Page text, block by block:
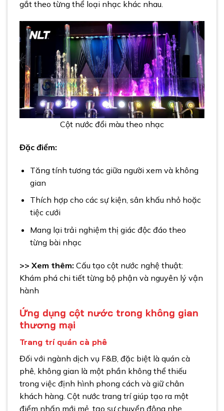
gắt theo từng thể loại nhạc khác nhau.
Cột nước đổi màu theo nhạc
Đặc điểm:
Tăng tính tương tác giữa người xem và không
gian
Thích hợp cho các sự kiện, sân khấu nhỏ hoặc
tiệc cưới
Mang lại trải nghiệm thị giác độc đáo theo
từng bài nhạc
>> Xem thêm: Cấu tạo cột nước nghệ thuật:
Khám phá chi tiết từng bộ phận và nguyên lý vận
hành
Ứng dụng cột nước trong không gian
thương mại
Trang trí quán cà phê
Đối với ngành dịch vụ F&B, đặc biệt là quán cà
phê, không gian là một phần không thể thiếu
trong việc định hình phong cách và giữ chân
khách hàng. Cột nước trang trí giúp tạo ra một
điểm nhấn mới mẻ, tạo sự chuyển động nhẹ